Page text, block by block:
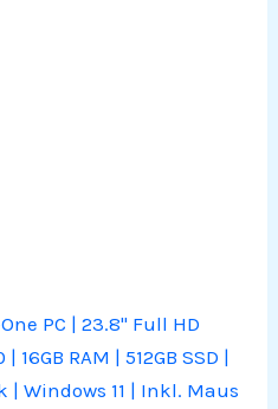
PC | 23.8" Full HD
16GB RAM | 512GB SSD |
| Windows 11 | Inkl. Maus